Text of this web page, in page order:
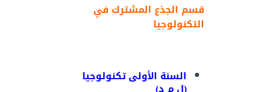
قسم الجذع المشترك في
السنة الأولى تكنولوجيا